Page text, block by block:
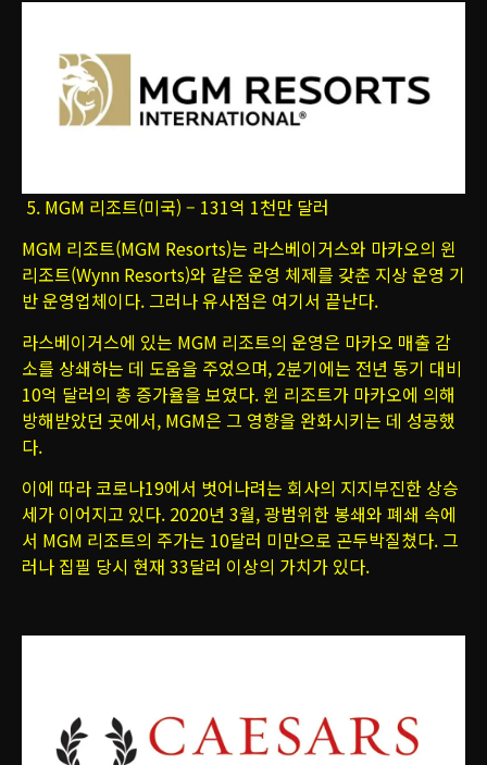
5. MGM 리조트(미국) – 131억 1천만 달러
MGM 리조트(MGM Resorts)는 라스베이거스와 마카오의 윈
리조트(Wynn Resorts)와 같은 운영 체제를 갖춘 지상 운영 기
반 운영업체이다. 그러나 유사점은 여기서 끝난다.
라스베이거스에 있는 MGM 리조트의 운영은 마카오 매출 감
소를 상쇄하는 데 도움을 주었으며, 2분기에는 전년 동기 대비
10억 달러의 총 증가율을 보였다. 윈 리조트가 마카오에 의해
방해받았던 곳에서, MGM은 그 영향을 완화시키는 데 성공했
다.
이에 따라 코로나19에서 벗어나려는 회사의 지지부진한 상승
세가 이어지고 있다. 2020년 3월, 광범위한 봉쇄와 폐쇄 속에
서 MGM 리조트의 주가는 10달러 미만으로 곤두박질쳤다. 그
러나 집필 당시 현재 33달러 이상의 가치가 있다.